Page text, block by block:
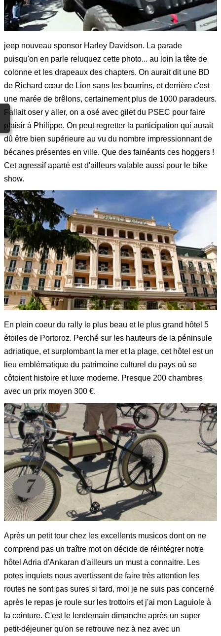
jeep nouveau sponsor Harley Davidson. La parade
puisqu'on en parle reluquez cette photo... au loin la tête de
colonne et les drapeaux des chapters. On aurait dit une BD
de Richard cœur de Lion sans les bourrins, et derrière c'est
une marée de brêlons, certainement plus de 1000 paradeurs.
Fallait oser y aller, on a osé avec gilet du PSEC pour faire
plaisir à Philippe. On peut regretter la participation qui aurait
dû être bien supérieure au vu du nombre impressionnant de
bécanes présentes en ville. Que des fainéants ces hoggers !
Cet agressif aparté est d'ailleurs valable aussi pour le bike
show.
En plein coeur du rally le plus beau et le plus grand hôtel 5
étoiles de Portoroz. Perché sur les hauteurs de la péninsule
adriatique, et surplombant la mer et la plage, cet hôtel est un
lieu emblématique du patrimoine culturel du pays où se
côtoient histoire et luxe moderne. Presque 200 chambres
avec un prix moyen 300 €.
Après un petit tour chez les excellents musicos dont on ne
comprend pas un traître mot on décide de réintégrer notre
hôtel Adria d'Ankaran d'ailleurs un must a connaitre. Les
potes inquiets nous avertissent de faire très attention les
routes ne sont pas sures si tard, moi je ne suis pas concerné
après le repas je roule sur les trottoirs et j'ai mon Laguiole à
la ceinture. C'est le lendemain dimanche après un super
petit-déjeuner qu'on se retrouve nez à nez avec un